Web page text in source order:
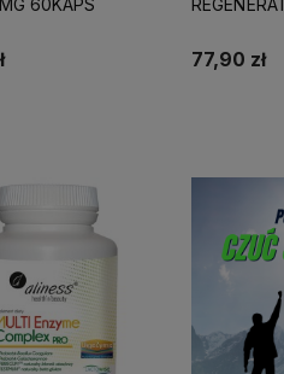
60KAPS
77,90 zł